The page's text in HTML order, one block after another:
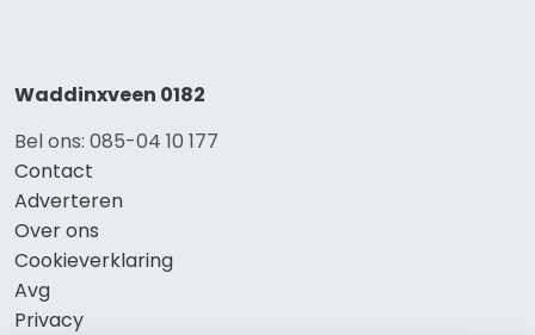
Waddinxveen 0182
Bel ons: 085-04 10 177
Contact
Adverteren
Over ons
Cookieverklaring
Avg
Privacy